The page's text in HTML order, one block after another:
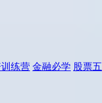
练营 金融必学 股票